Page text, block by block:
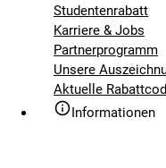
Studentenrabatt
Karriere & Jobs
Partnerprogramm
Unsere
Aktuelle
Informationen